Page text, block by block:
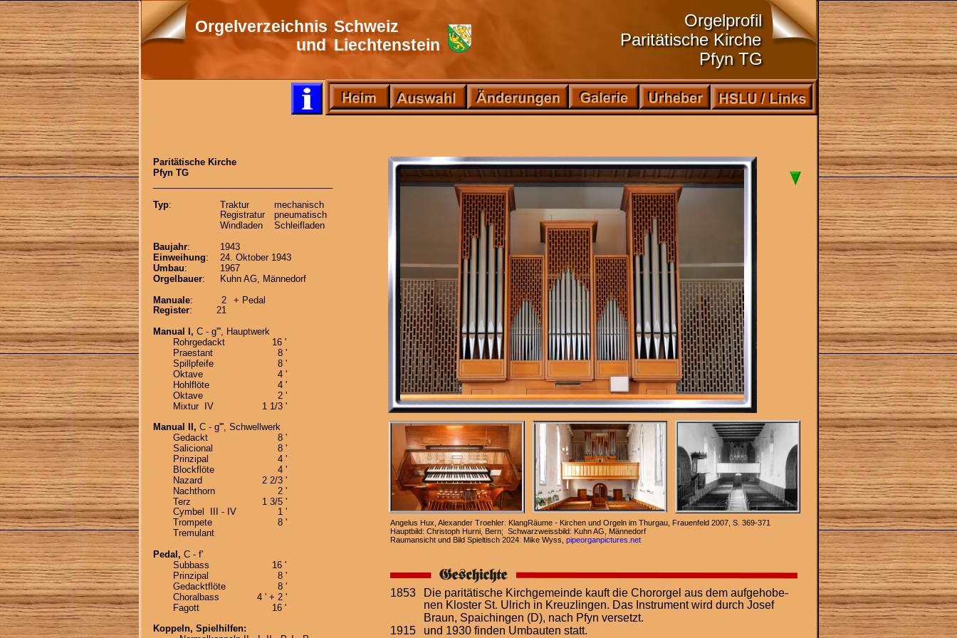
1853
Die paritätische Kirchgemeinde kauft die Chororgel aus dem aufgehobe-
nen Kloster St. Ulrich in Kreuzlingen. Das Instrument wird durch Josef
Braun, Spaichingen (D), nach Pfyn versetzt.
1915
und 1930 finden Umbauten statt.
Paritätische Kirche
Pfyn TG
Typ: Traktur
mechanisch
Registratur
pneumatisch
Windladen
Schleifladen
Baujahr:
1943
Einweihung:
24. Oktober 1943
Umbau:
1967
Orgelbauer:
Kuhn AG, Männedorf
Manuale: 2
+ Pedal
Register:
21
Manual I, C - g''', Hauptwerk
Rohrgedackt
16 '
Praestant
8 '
Spillpfeife
8 '
Oktave
4 '
Hohlflöte
4 '
Oktave
2 '
Mixtur  IV
1 1/3 '
Manual II, C - g''', Schwellwerk
Gedackt
8 '
Salicional
8 '
Prinzipal
4 '
Blockflöte
4 '
Nazard
2 2/3 '
Nachthorn
2 '
Terz
1 3/5 '
Cymbel  III - IV
1 '
Trompete
8 '
Tremulant
Pedal, C - f'
Subbass
16 '
Prinzipal
8 '
Gedacktflöte
8 '
Choralbass
4 ' + 2 '
Fagott
16 '
Koppeln, Spielhilfen:
Angelus Hux, Alexander Troehler: KlangRäume - Kirchen und Orgeln im Thurgau, Frauenfeld 2007, S. 369-371
Hauptbild: Christoph Hurni, Bern;  Schwarzweissbild: Kuhn AG, Männedorf
Raumansicht und Bild Spieltisch 2024: Mike Wyss, pipeorganpictures.net
Orgelverzeichnis Schweiz
und Liechtenstein
Orgelprofil
Paritätische Kirche
Pfyn TG